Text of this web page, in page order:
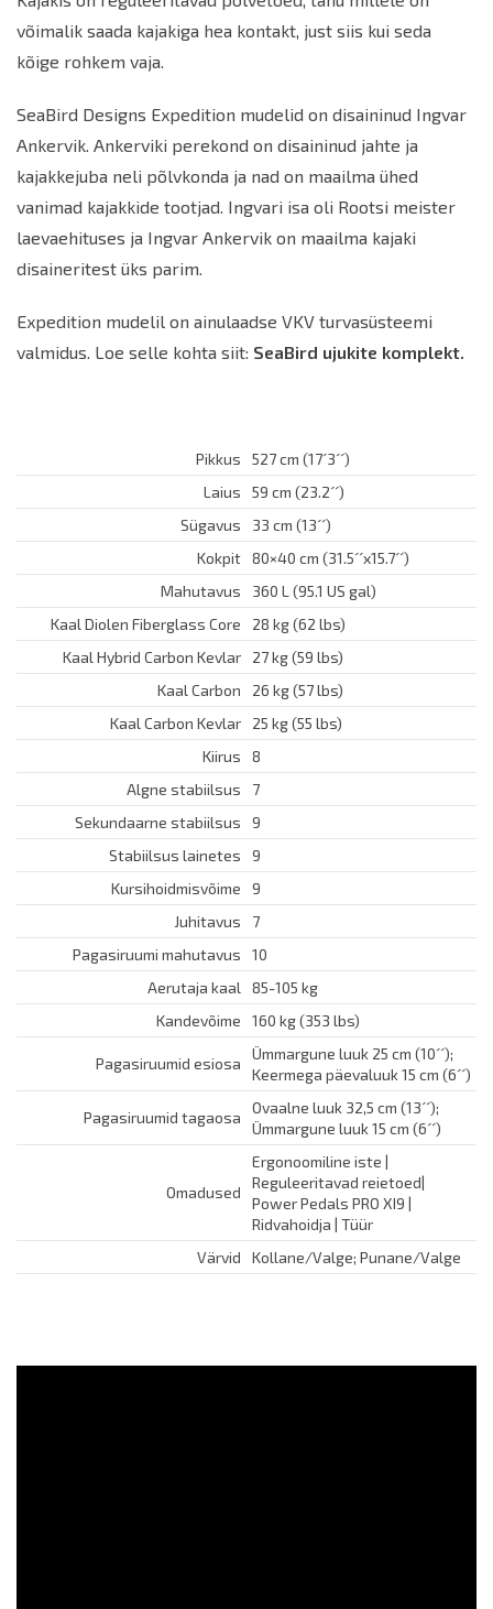
võimalik saada kajakiga hea kontakt, just siis kui seda
kõige rohkem vaja.
SeaBird Designs Expedition mudelid on disaininud Ingvar
Ankervik. Ankerviki perekond on disaininud jahte ja
kajakkejuba neli põlvkonda ja nad on maailma ühed
vanimad kajakkide tootjad. Ingvari isa oli Rootsi meister
laevaehituses ja Ingvar Ankervik on maailma kajaki
disaineritest üks parim.
Expedition mudelil on ainulaadse VKV turvasüsteemi
valmidus. Loe selle kohta siit: SeaBird ujukite komplekt.
Pikkus
527 cm (17´3´´)
Laius
59 cm (23.2´´)
Sügavus
33 cm (13´´)
Kokpit 80×40 cm (31.5´´x15.7´´)
Mahutavus
360 L (95.1 US gal)
Kaal Diolen Fiberglass Core
28 kg (62 lbs)
Kaal Hybrid Carbon Kevlar
27 kg (59 lbs)
Kaal Carbon
26 kg (57 lbs)
Kaal Carbon Kevlar
25 kg (55 lbs)
Kiirus
8
Algne stabiilsus
7
Sekundaarne stabiilsus
9
Stabiilsus lainetes
9
Kursihoidmisvõime
9
Juhitavus
7
Pagasiruumi mahutavus
10
Aerutaja kaal
85-105 kg
Kandevõime
160 kg (353 lbs)
Pagasiruumid esiosa
Ümmargune luuk 25 cm (10´´);
Keermega päevaluuk 15 cm (6´´)
Pagasiruumid tagaosa
Ovaalne luuk 32,5 cm (13´´);
Ümmargune luuk 15 cm (6´´)
Omadused
Ergonoomiline iste |
Reguleeritavad reietoed|
Power Pedals PRO XI9 |
Ridvahoidja | Tüür
Värvid
Kollane/Valge; Punane/Valge